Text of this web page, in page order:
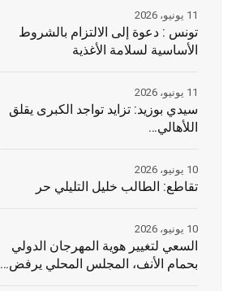
تونس : دعوة إلى الالتزام بالشروط
الأساسية لسلامة الأغذية
11 يونيو، 2026
سيدي بوزيد: تزايد تواجد الكبرى يقلق
اللأهالي…
11 يونيو، 2026
تقاطع: الطالب خليل التليلي حر
10 يونيو، 2026
السعي لتغيير هوية المهرجان الدولي
بحمام الأنف، المجلس المحلي يرفض…
10 يونيو، 2026